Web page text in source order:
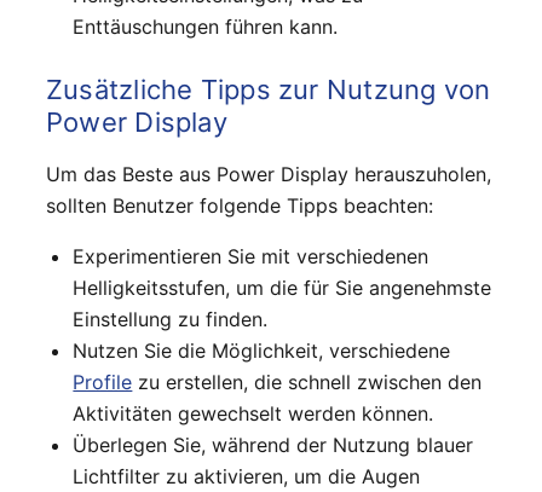
Enttäuschungen führen kann.
Zusätzliche Tipps zur Nutzung von
Power Display
Um das Beste aus Power Display herauszuholen,
sollten Benutzer folgende Tipps beachten:
Experimentieren Sie mit verschiedenen
Helligkeitsstufen, um die für Sie angenehmste
Einstellung zu finden.
Nutzen Sie die Möglichkeit, verschiedene
Profile zu erstellen, die schnell zwischen den
Aktivitäten gewechselt werden können.
Überlegen Sie, während der Nutzung blauer
Lichtfilter zu aktivieren, um die Augen